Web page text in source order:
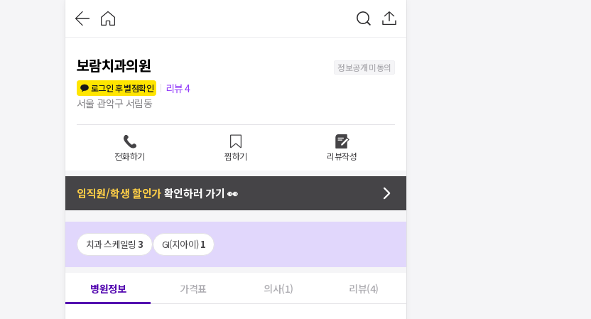
보람치과의원
정보공개 미동의
로그인 후 별점확인
리뷰4
서울 관악구 서림동
전화하기 찜하기 리뷰작성
임직원/학생 할인가확인하러 가기 👀
치과 스케일링 3 GI(지아이)1
병원정보 가격표 의사(1) 리뷰(4)